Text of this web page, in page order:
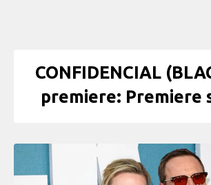
CONFIDENCIAL
premiere: Premiere